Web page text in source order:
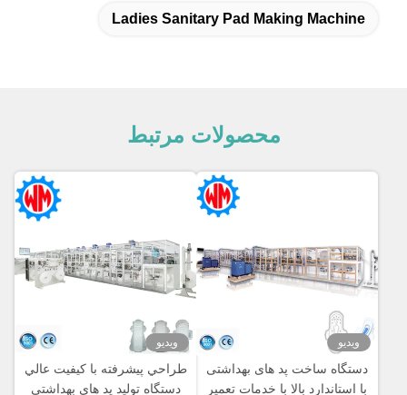
Ladies Sanitary Pad Making Machine
محصولات مرتبط
ویدیو
دستگاه ساخت پد های بهداشتی
با استاندارد بالا با خدمات تعمیر
ویدیو
طراحي پيشرفته با کيفيت عالي
دستگاه توليد پد هاي بهداشتي